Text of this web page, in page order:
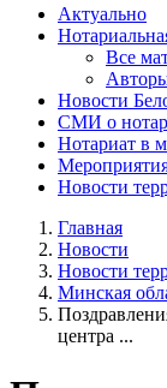
Актуально
Все
Новости
СМИ о
Нотариат в
Новости
Главная
Новости
Новости
Минская
центра ...